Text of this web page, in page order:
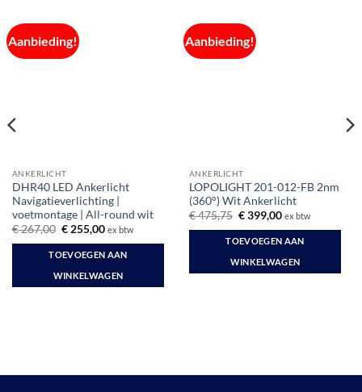
Aanbieding!
ANKERLICHT
DHR40 LED Ankerlicht
Navigatieverlichting |
voetmontage | All-round wit
€267,00 Oorspronkelijke
was:
€ 267,00.
€255,00Huidige
is:
€ 255,00.
ex btw
TOEVOEGEN AAN
WINKELWAGEN
Aanbieding!
ANKERLICHT
LOPOLIGHT 201-012-FB 2nm
(360°) Wit Ankerlicht
€475,75 Oorspronkelijke
was:
€ 475,75.
€399,00Huidige
is:
€ 399,00.
ex btw
TOEVOEGEN AAN
WINKELWAGEN